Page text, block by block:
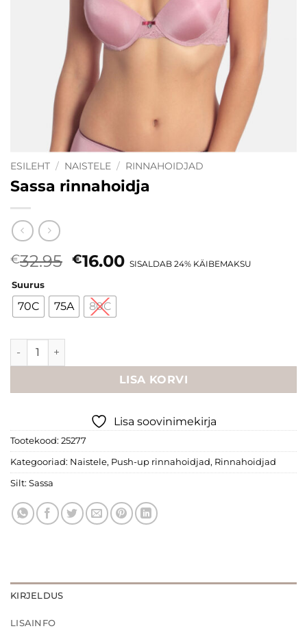
ESILEHT / NAISTELE / RINNAHOIDJAD
Sassa rinnahoidja
€32.95 Algne
oli:
€32.95.
€16.00Current
SISALDAB 24% KÄIBEMAKSU
Suurus
70C 75A 80C
Sassa rinnahoidja kogus
LISA KORVI
Lisa soovinimekirja
Tootekood: 25277
Kategooriad: Naistele, Push-up rinnahoidjad, Rinnahoidjad
Silt: Sassa
KIRJELDUS
LISAINFO